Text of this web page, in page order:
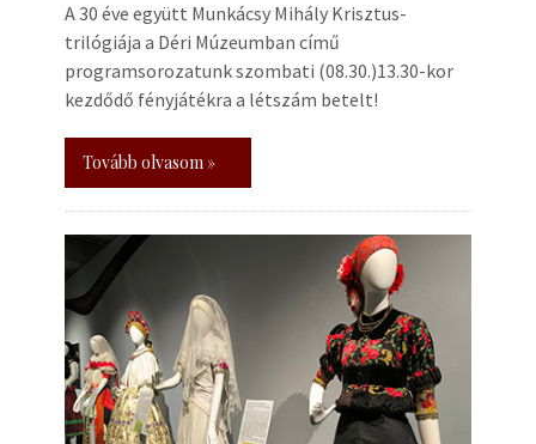
A 30 éve együtt Munkácsy Mihály Krisztus-
trilógiája a Déri Múzeumban című
programsorozatunk szombati (08.30.)13.30-kor
kezdődő fényjátékra a létszám betelt!
Tovább olvasom »